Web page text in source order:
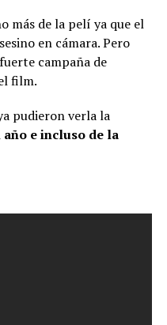
más de la pelí ya que el
en cámara. Pero
campaña de
film.
pudieron verla la
e incluso de la